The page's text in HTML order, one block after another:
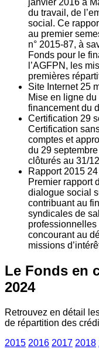
janvier 2016 à
du travail, de
social. Ce
au premier
n° 2015-87, à
Fonds pour le
l’AGFPN, les
premières
Site Internet 25
Mise en ligne
financement du
Certification 29
Certification
comptes et
du 29
clôturés au 31/
Rapport 2015 24
Premier rapport
dialogue social
contribuant au
syndicales de
professionnelles
concourant au
missions
Le Fonds en
2024
Retrouvez en détail
de répartition des
2015 2016 2017 2018